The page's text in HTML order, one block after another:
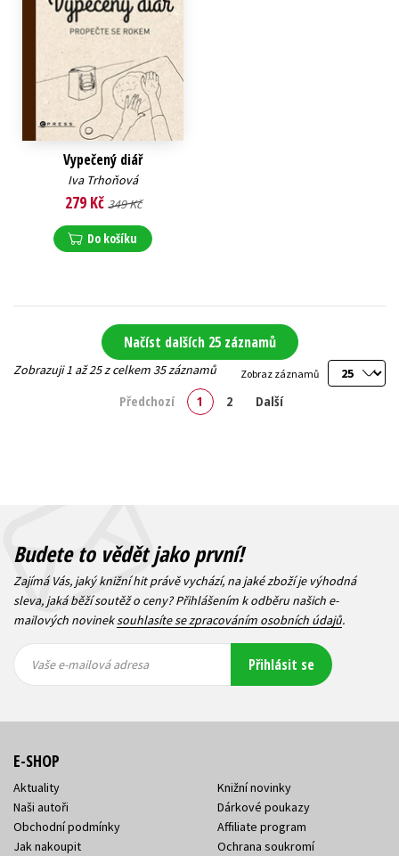
Vypečený diář
Iva Trhoňová
279 Kč 349 Kč
Do košíku
Načíst dalších 25 záznamů
Zobraz záznamů
Zobrazuji 1 až 25 z celkem 35 záznamů
Předchozí 1 2 Další
Budete to vědět jako první!
Zajímá Vás, jaký knižní hit právě vychází, na jaké zboží je výhodná
sleva, jaká běží soutěž o ceny? Přihlášením k odběru našich e-
mailových novineksouhlasíte se zpracováním osobních údajů.
mailová
mailová
Vaše e-mailová adresa Přihlásit se
E-SHOP
Aktuality
Naši autoři
Obchodní podmínky
Jak nakoupit
Knižní novinky
Dárkové poukazy
Affiliate program
Ochrana soukromí